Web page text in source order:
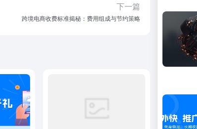
下一篇
跨境电商收费标准揭秘：费用组成与节约策略